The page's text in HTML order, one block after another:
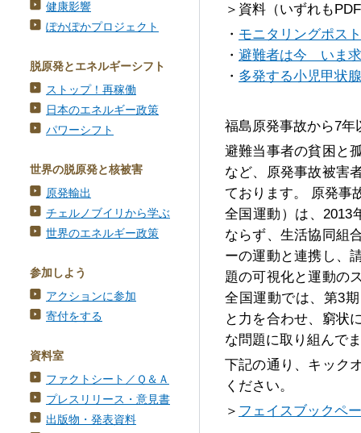
健康影響
ぽかぽかプロジェクト
脱原発とエネルギーシフト
ストップ！再稼働
日本のエネルギー政策
パワーシフト
世界の脱原発と核被害
原発輸出
チェルノブイリから学ぶ
世界のエネルギー政策
参加しよう
アクションに参加
寄付をする
資料室
ファクトシート／Ｑ＆Ａ
プレスリリース・意見書
出版物・発表資料
＞資料（いずれも
・ モニタリングポス
・ 避難者は今 いま
・ 多発する小児甲状
福島原発事故から7年
避難当事者の貧困と
など、原発事故被害
ております。 原発事
全国運動）は、2013
ならず、生活協同組
ーの運動と連携し、
題の可視化と運動の
全国運動では、第3
と力を合わせ、窮状
な問題に取り組んで
下記の通り、キック
ください。
＞ フェイスブックペ